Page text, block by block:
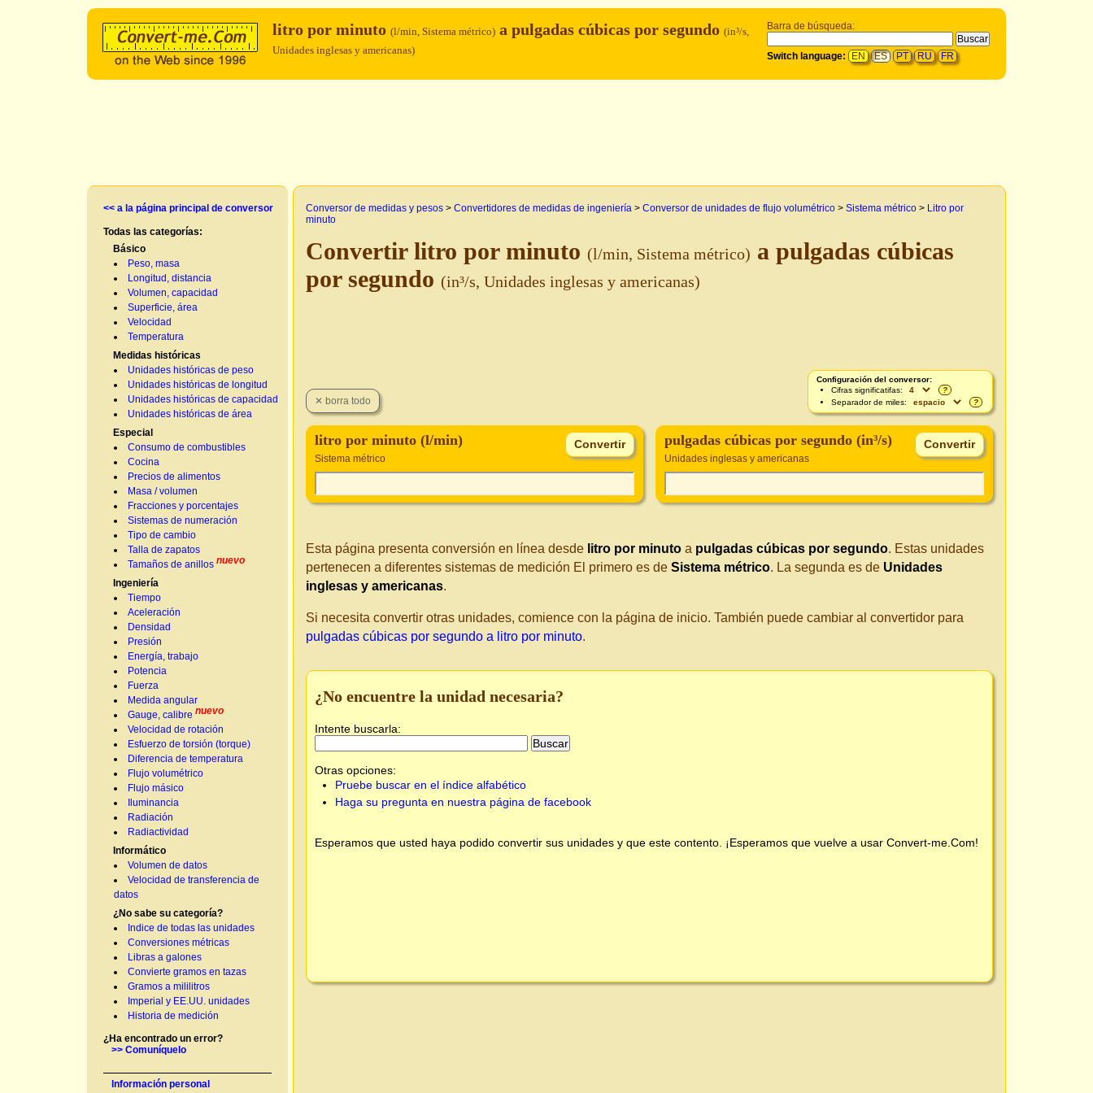
Barra de búsqueda:
Switch language: EN ES PT RU FR
litro por minuto (l/min, Sistema métrico) a pulgadas cúbicas por segundo (in³/s,
Unidades inglesas y americanas)
<< a la página principal de conversor
Todas las categorías:
Básico
Peso, masa
Longitud, distancia
Volumen, capacidad
Superficie, área
Velocidad
Temperatura
Medidas históricas
Unidades históricas de peso
Unidades históricas de longitud
Unidades históricas de capacidad
Unidades históricas de área
Especial
Consumo de combustibles
Cocina
Precios de alimentos
Masa / volumen
Fracciones y porcentajes
Sistemas de numeración
Tipo de cambio
Talla de zapatos
Tamaños de anillos nuevo
Ingeniería
Tiempo
Aceleración
Densidad
Presión
Energía, trabajo
Potencia
Fuerza
Medida angular
Gauge, calibre nuevo
Velocidad de rotación
Esfuerzo de torsión (torque)
Diferencia de temperatura
Flujo volumétrico
Flujo másico
Iluminancia
Radiación
Radiactividad
Informático
Volumen de datos
Velocidad de transferencia de
datos
¿No sabe su categoría?
Indice de todas las unidades
Conversiones métricas
Libras a galones
Convierte gramos en tazas
Gramos a mililitros
Imperial y EE.UU. unidades
Historia de medición
¿Ha encontrado un error?
>> Comuníquelo
Información personal
Conversor de medidas y pesos > Convertidores de medidas de ingeniería > Conversor de unidades de flujo volumétrico > Sistema métrico > Litro por
minuto
Convertir litro por minuto (l/min, Sistema métrico) a pulgadas cúbicas
por segundo (in³/s, Unidades inglesas y americanas)
Configuración del conversor:
Cifras significatifas:
?
Separador de miles:
?
litro por minuto (l/min)
Sistema métrico
pulgadas cúbicas por segundo (in³/s)
Unidades inglesas y americanas
Esta página presenta conversión en línea desde litro por minuto a pulgadas cúbicas por segundo. Estas unidades
pertenecen a diferentes sistemas de medición El primero es de Sistema métrico. La segunda es de Unidades
inglesas y americanas.
Si necesita convertir otras unidades, comience con la página de inicio. También puede cambiar al convertidor para
pulgadas cúbicas por segundo a litro por minuto.
¿No encuentre la unidad necesaria?
Intente buscarla:
Otras opciones:
Pruebe buscar en el índice alfabético
Haga su pregunta en nuestra página de facebook
Esperamos que usted haya podido convertir sus unidades y que este contento. ¡Esperamos que vuelve a usar Convert-me.Com!